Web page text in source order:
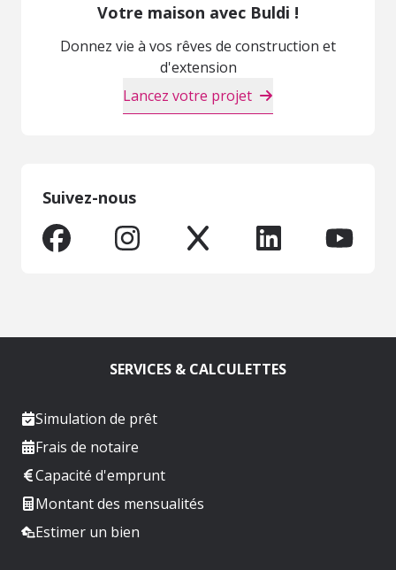
Votre maison avec Buldi !
Donnez vie à vos rêves de construction et
d'extension
Lancez votre projet
Suivez-nous
SERVICES & CALCULETTES
Simulation de prêt
Frais de notaire
Capacité d'emprunt
Montant des mensualités
Estimer un bien